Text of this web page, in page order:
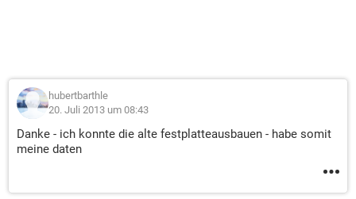
hubertbarthle
20. Juli 2013 um 08:43
Danke - ich konnte die alte festplatteausbauen - habe somit
meine daten